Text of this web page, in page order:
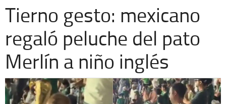
Cronos
Economía
Espectáculos
Extra +
Tierno gesto: mexicano
regaló peluche del pato
Merlín a niño inglés